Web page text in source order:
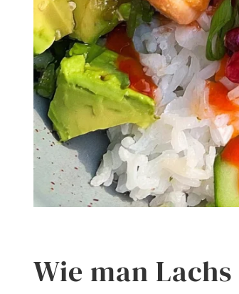
Wie man